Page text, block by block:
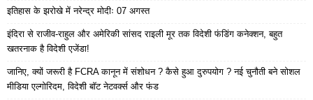
इतिहास के झरोखे में नरेन्द्र मोदीः 07 अगस्त
इंदिरा से राजीव-राहुल और अमेरिकी सांसद राइली मूर तक विदेशी फंडिंग कनेक्शन, बहुत
खतरनाक है विदेशी एजेंडा!
जानिए, क्यों जरूरी है FCRA कानून में संशोधन ? कैसे हुआ दुरुपयोग ? नई चुनौती बने सोशल
मीडिया एल्गोरिदम, विदेशी बॉट नेटवर्क्स और फंड